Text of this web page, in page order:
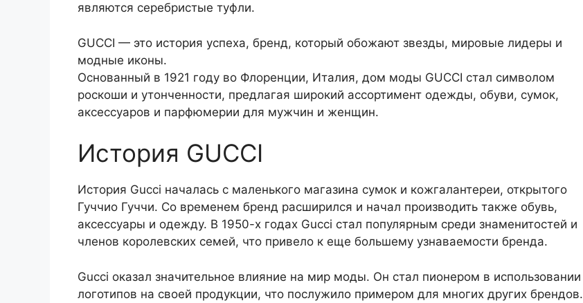
являются серебристые туфли.
GUCCI — это история успеха, бренд, который обожают звезды, мировые лидеры и
модные иконы.
Основанный в 1921 году во Флоренции, Италия, дом моды GUCCI стал символом
роскоши и утонченности, предлагая широкий ассортимент одежды, обуви, сумок,
аксессуаров и парфюмерии для мужчин и женщин.
История GUCCI
История Gucci началась с маленького магазина сумок и кожгалантереи, открытого
Гуччио Гуччи. Со временем бренд расширился и начал производить также обувь,
аксессуары и одежду. В 1950-х годах Gucci стал популярным среди знаменитостей и
членов королевских семей, что привело к еще большему узнаваемости бренда.
Gucci оказал значительное влияние на мир моды. Он стал пионером в использовании
логотипов на своей продукции, что послужило примером для многих других брендов.